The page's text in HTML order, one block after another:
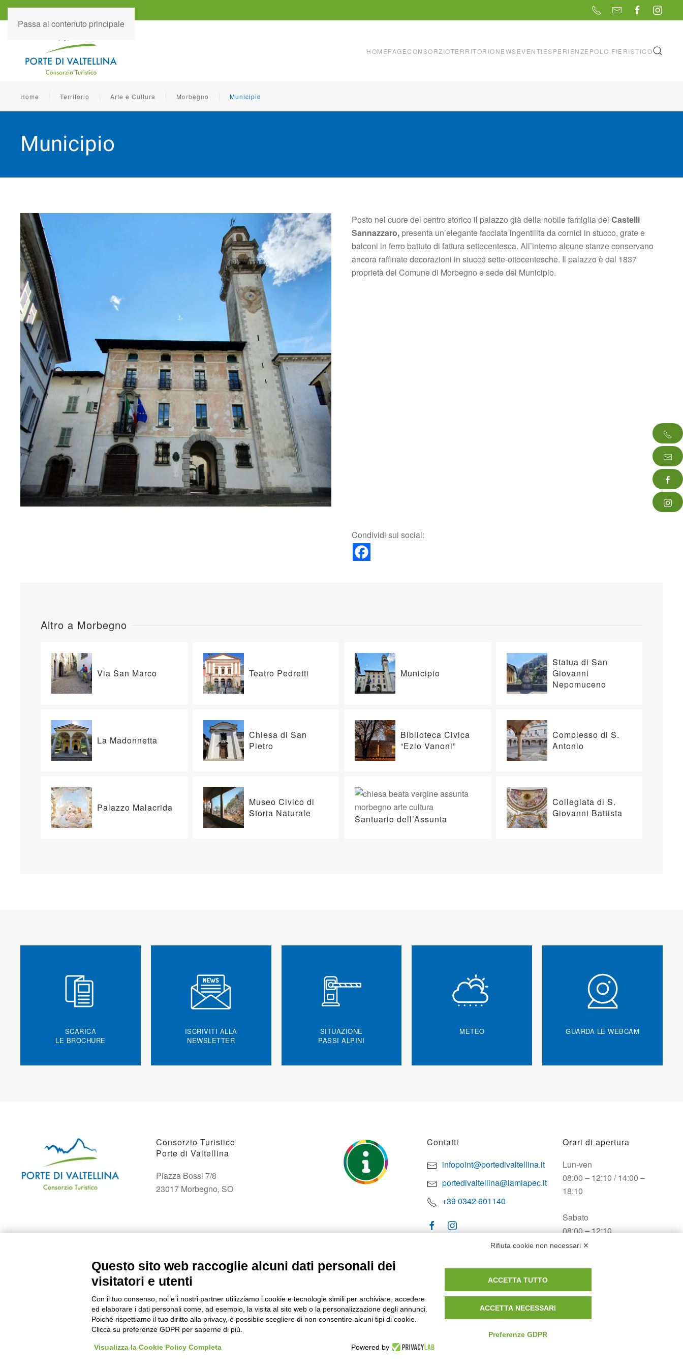
Passa al contenuto principale
HOMEPAGECONSORZIOTERRITORIONEWSEVENTIESPERIENZE POLO FIERISTICO
Home Territorio Arte e Cultura Morbegno Municipio
Municipio
Posto nel cuore del centro storico il palazzo già della nobile famiglia dei Castelli
Sannazzaro, presenta un’elegante facciata ingentilita da cornici in stucco, grate e
balconi in ferro battuto di fattura settecentesca. All’interno alcune stanze conservano
ancora raffinate decorazioni in stucco sette-ottocentesche. Il palazzo è dal 1837
proprietà del Comune di Morbegno e sede del Municipio.
Condividi sui social:
Altro a Morbegno
Via San Marco Teatro Pedretti Municipio
Statua di San
Giovanni
Nepomuceno
La Madonnetta
Chiesa di San
Pietro
Biblioteca Civica
“Ezio Vanoni”
Complesso di S.
Antonio
Palazzo Malacrida
Museo Civico di
Storia Naturale
Santuario dell’Assunta
Collegiata di S.
Giovanni Battista
SCARICA
LE BROCHURE
ISCRIVITI ALLA
NEWSLETTER
SITUAZIONE
PASSI ALPINI
METEO GUARDA LE WEBCAM
Consorzio Turistico
Porte di Valtellina
Piazza Bossi 7/8
23017 Morbegno, SO
Contatti
infopoint@portedivaltellina.it
portedivaltellina@lamiapec.it
+39 0342 601140
Orari di apertura
Lun-ven
08:00 – 12:10 / 14:00 –
18:10
Sabato
08:00 – 12:10
CHIUSO
Rifiuta cookie non necessari ✕
Questo sito web raccoglie alcuni dati personali dei
visitatori e utenti
Con il tuo consenso, noi e i nostri partner utilizziamo i cookie e tecnologie simili per archiviare, accedere
ed elaborare i dati personali come, ad esempio, la visita al sito web o la personalizzazione degli annunci.
Poiché rispettiamo il tuo diritto alla privacy, è possibile scegliere di non consentire alcuni tipi di cookie.
Clicca su preferenze GDPR per saperne di più.
Visualizza la Cookie Policy Completa Powered by
ACCETTA TUTTO
ACCETTA NECESSARI
Preferenze GDPR